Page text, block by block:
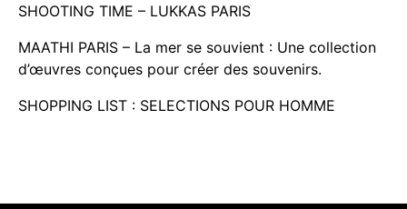
SHOOTING TIME – LUKKAS PARIS
MAATHI PARIS – La mer se souvient : Une collection
d’œuvres conçues pour créer des souvenirs.
SHOPPING LIST : SELECTIONS POUR HOMME